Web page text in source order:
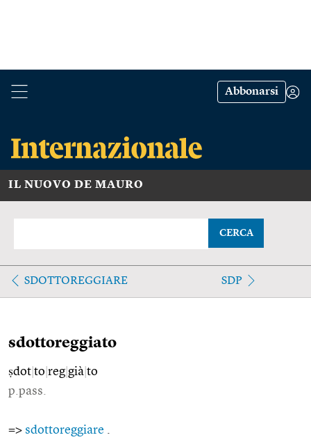
Abbonarsi
IL NUOVO DE MAURO
CERCA
SDOTTOREGGIARE SDP
sdottoreggiato
ṣdot to reg già to
p.pass.
=> sdottoreggiare